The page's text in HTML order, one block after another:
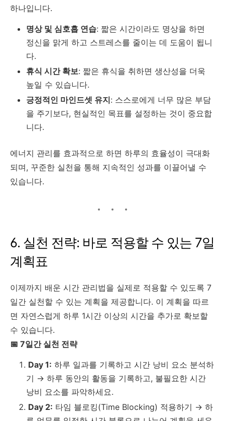
하나입니다.
명상 및 심호흡 연습: 짧은 시간이라도 명상을 하면
정신을 맑게 하고 스트레스를 줄이는 데 도움이 됩니
다.
휴식 시간 확보: 짧은 휴식을 취하면 생산성을 더욱
높일 수 있습니다.
긍정적인 마인드셋 유지: 스스로에게 너무 많은 부담
을 주기보다, 현실적인 목표를 설정하는 것이 중요합
니다.
에너지 관리를 효과적으로 하면 하루의 효율성이 극대화
되며, 꾸준한 실천을 통해 지속적인 성과를 이끌어낼 수
있습니다.
6. 실천 전략: 바로 적용할 수 있는 7일
계획표
이제까지 배운 시간 관리법을 실제로 적용할 수 있도록 7
일간 실천할 수 있는 계획을 제공합니다. 이 계획을 따르
면 자연스럽게 하루 1시간 이상의 시간을 추가로 확보할
수 있습니다.
📅 7일간 실천 전략
Day 1: 하루 일과를 기록하고 시간 낭비 요소 분석하
기 → 하루 동안의 활동을 기록하고, 불필요한 시간
낭비 요소를 파악하세요.
Day 2: 타임 블로킹(Time Blocking) 적용하기 → 하